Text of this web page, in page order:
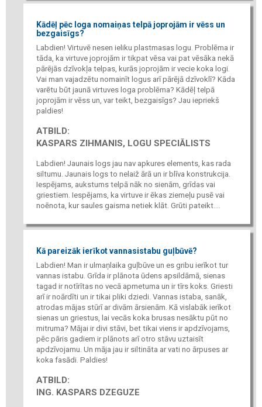
Kādēļ pēc loga nomaiņas telpā joprojām ir vēss un
bezgaisīgs?
Labdien! Virtuvē nesen ieliku plastmasas logu. Problēma ir
tāda, ka virtuve joprojām ir tikpat vēsa vai pat vēsāka nekā
pārējās dzīvokļa telpas, kurās joprojām ir vecie koka logi.
Vai man vajadzētu nomainīt logus arī pārējā dzīvoklī? Kāda
varētu būt jaunā virtuves loga problēma? Kādēļ telpā
joprojām ir vēss un, var teikt, bezgaisīgs? Jau iepriekš
paldies!
ATBILD:
KASPARS ZIHMANIS, LOGU SPECIĀLISTS
Labdien! Jaunais logs jau nav apkures elements, kas rada
siltumu. Jaunais logs to nelaiž ārā un ir blīva konstrukcija.
Iespējams, aukstums telpā nāk no sienām, grīdas vai
griestiem. Iespējams, ka virtuve ir ēkas ziemeļu pusē vai
noēnota, kur saules gaisma netiek klāt. Grūti pateikt....
Kā pareizāk ierīkot vannasistabu guļbūvē?
Labdien! Man ir ulmaņlaika guļbūve un es gribu ierīkot tur
vannas istabu. Grīda ir plānota ūdens apsildāmā, sienas
tagad ir notīrītas no vecā apmetuma un ir tīrs koks. Griesti
arī ir noārdīti un ir tikai pliki dziedi. Vannas istaba, sanāk,
atrodas mājas stūrī ar divām ārsienām. Kā vislabāk ierīkot
sienas un griestus, lai vecās koka brusas nesāktu pūt no
mitruma? Mājai ir divi stāvi, bet tikai viens ir apdzīvojams,
pēc pāris gadiem ir plānots arī otro stāvu uztaisīt
apdzīvojamu. Un māja jau ir siltināta ar vati no ārpuses ar
koka fasādi. Paldies!
ATBILD:
ING. KASPARS DZEGUZE